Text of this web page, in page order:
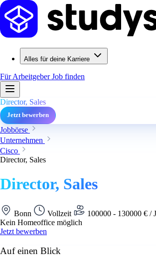
Alles für deine Karriere
Für ArbeitgeberJob finden
Director, Sales
Jetzt bewerben
Jobbörse
Unternehmen
Cisco
Director, Sales
Director, Sales
Bonn Vollzeit
100000 - 130000 € /
Kein Homeoffice möglich
Jetzt bewerben
Auf einen Blick